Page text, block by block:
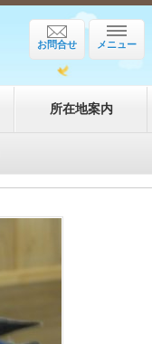
メニュー
お問合せ
所在地案内